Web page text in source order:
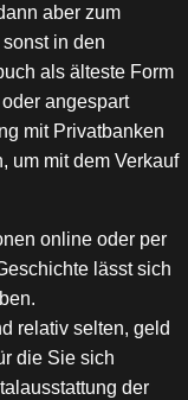
aber zum
in den
als älteste Form
angespart
mit Privatbanken
um mit dem Verkauf
online oder per
lässt sich
relativ selten, geld
die Sie sich
der